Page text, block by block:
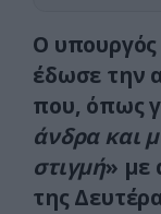
Ο υπουργός
έδωσε την
που, όπως
άνδρα και
στιγμή» με
της